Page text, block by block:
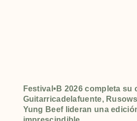
Festival•B 2026 completa su
Guitarricadelafuente,
Yung Beef lideran una